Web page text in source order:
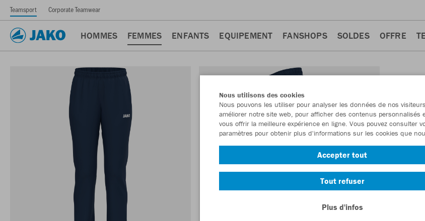
Teamsport Corporate Teamwear
HOMMES FEMMES ENFANTS EQUIPEMENT FANSHOPS SOLDES OFFRE
En
Nous utilisons des cookies
Nous pouvons les utiliser pour analyser les données de nos
améliorer notre site web, pour afficher des contenus personnalisés
vous offrir la meilleure expérience en ligne. Vous pouvez consulter
paramètres pour obtenir plus d'informations sur les cookies que
Accepter tout
Tout refuser
Plus d'infos